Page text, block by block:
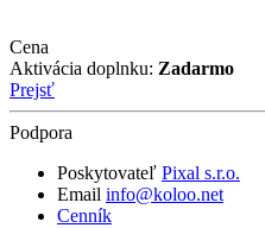
Cena
Aktivácia doplnku: Zadarmo
Prejsť
Podpora
Poskytovateľ Pixal s.r.o.
Email info@koloo.net
Cenník